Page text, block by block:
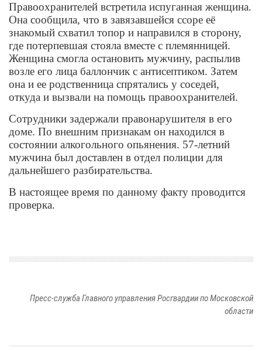
Правоохранителей встретила испуганная женщина.
Она сообщила, что в завязавшейся ссоре её
знакомый схватил топор и направился в сторону,
где потерпевшая стояла вместе с племянницей.
Женщина смогла остановить мужчину, распылив
возле его лица баллончик с антисептиком. Затем
она и ее родственница спрятались у соседей,
откуда и вызвали на помощь правоохранителей.
Сотрудники задержали правонарушителя в его
доме. По внешним признакам он находился в
состоянии алкогольного опьянения. 57-летний
мужчина был доставлен в отдел полиции для
дальнейшего разбирательства.
В настоящее время по данному факту проводится
проверка.
Пресс-служба Главного управления Росгвардии по Московской
области